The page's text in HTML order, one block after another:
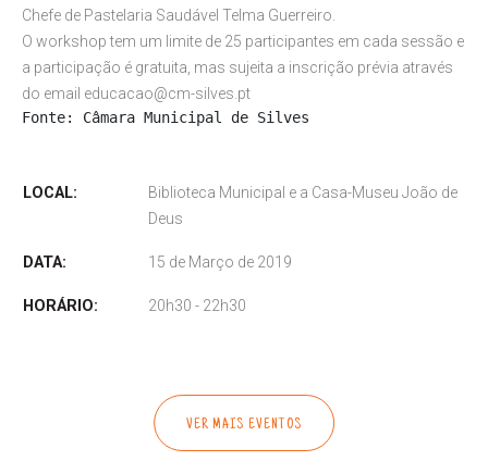
Chefe de Pastelaria Saudável Telma Guerreiro.
O workshop tem um limite de 25 participantes em cada sessão e
a participação é gratuita, mas sujeita a inscrição prévia através
do email educacao@cm-silves.pt
Fonte: Câmara Municipal de Silves
LOCAL:
Biblioteca Municipal e a Casa-Museu João de
Deus
DATA: 15 de Março de 2019
HORÁRIO: 20h30 - 22h30
VER MAIS EVENTOS